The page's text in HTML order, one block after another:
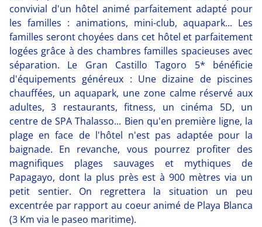
convivial d'un hôtel animé parfaitement adapté pour
les familles : animations, mini-club, aquapark... Les
familles seront choyées dans cet hôtel et parfaitement
logées grâce à des chambres familles spacieuses avec
séparation. Le Gran Castillo Tagoro 5* bénéficie
d'équipements généreux : Une dizaine de piscines
chauffées, un aquapark, une zone calme réservé aux
adultes, 3 restaurants, fitness, un cinéma 5D, un
centre de SPA Thalasso... Bien qu'en première ligne, la
plage en face de l'hôtel n'est pas adaptée pour la
baignade. En revanche, vous pourrez profiter des
magnifiques plages sauvages et mythiques de
Papagayo, dont la plus près est à 900 mètres via un
petit sentier. On regrettera la situation un peu
excentrée par rapport au coeur animé de Playa Blanca
(3 Km via le paseo maritime).